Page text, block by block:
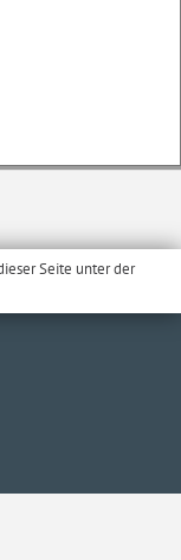
Seite unter der